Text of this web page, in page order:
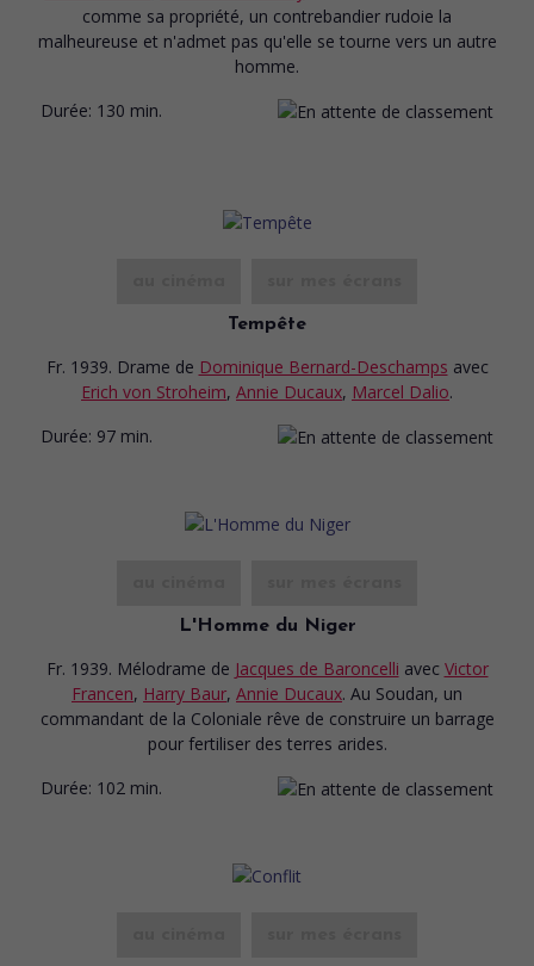
comme sa propriété, un contrebandier rudoie la
malheureuse et n'admet pas qu'elle se tourne vers un autre
homme.
Durée: 130 min.
Tempête
Fr. 1939. Drame de Dominique Bernard-Deschamps avec
Erich von Stroheim, Annie Ducaux, Marcel Dalio.
Durée: 97 min.
L'Homme du Niger
Fr. 1939. Mélodrame de Jacques de Baroncelli avec Victor
Francen, Harry Baur, Annie Ducaux. Au Soudan, un
commandant de la Coloniale rêve de construire un barrage
pour fertiliser des terres arides.
Durée: 102 min.